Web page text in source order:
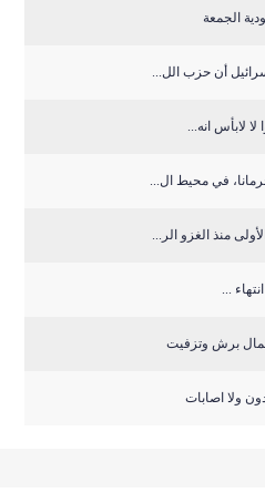
الجمعة
أن حزب الل...
لابأس انه...
في محيط ال...
منذ الغزو الر...
...
برش وتزفيت
ولا اصابات